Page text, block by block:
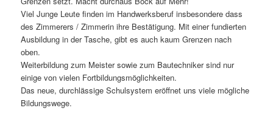
Viel Junge Leute finden im Handwerksberuf insbesondere dass
des Zimmerers / Zimmerin ihre Bestätigung. Mit einer fundierten
Ausbildung in der Tasche, gibt es auch kaum Grenzen nach
oben.
Weiterbildung zum Meister sowie zum Bautechniker sind nur
einige von vielen Fortbildungsmöglichkeiten.
Das neue, durchlässige Schulsystem eröffnet uns viele mögliche
Bildungswege.